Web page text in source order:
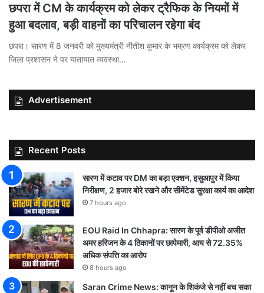
छपरा में CM के कार्यक्रम को लेकर ट्रैफिक के नियमों में
हुआ बदलाव, बड़ी वाहनों का परिचालन रहेगा बंद
छपरा। सारण में 8 जनवरी को मुख्यमंत्री नीतीश कुमार के भम्रण कार्यक्रम को लेकर
जिला प्रशासन ने पर यातायात व्यवस्था…
Advertisement
Recent Posts
सारण में कटाव पर DM का बड़ा एक्शन, इसुआपुर में किया
निरीक्षण, 2 हजार बोरे रखने और सीमेंटेड सुरक्षा कार्य का आदेश
7 hours ago
EOU Raid In Chhapra: सारण के पूर्व डीपीओ अजीत
अमर हरिजन के 4 ठिकानों पर छापेमारी, आय से 72.35%
अधिक संपत्ति का आरोप
8 hours ago
Saran Crime News: कानून के शिकंजे से नहीं बच सका